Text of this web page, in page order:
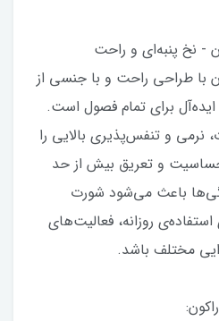
- نخ پنبه‌ای و راحت
با طراحی راحت و با جنسی از
برای تمام فصول است.
نرمی و تنفس‌پذیری بالایی را
حساسیت و تعریق بیش از حد
باعث می‌شود شورت
روزانه، فعالیت‌های
مختلف باشد.